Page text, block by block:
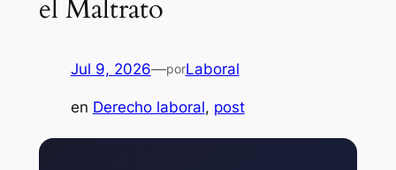
el Maltrato
Jul 9, 2026—porLaboral
en Derecho laboral, post